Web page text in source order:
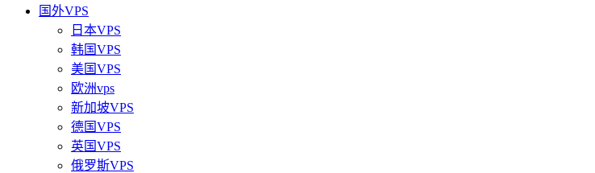
国外VPS
日本VPS
韩国VPS
美国VPS
欧洲vps
新加坡VPS
德国VPS
英国VPS
俄罗斯VPS